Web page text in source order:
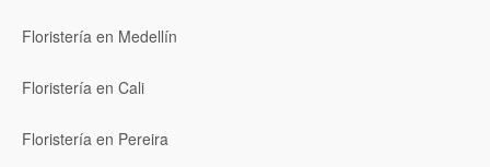
Floristería en Medellín
Floristería en Cali
Floristería en Pereira